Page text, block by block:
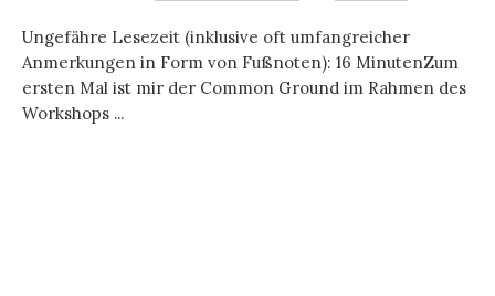
Ungefähre Lesezeit (inklusive oft umfangreicher
Anmerkungen in Form von Fußnoten): 16 MinutenZum
ersten Mal ist mir der Common Ground im Rahmen des
Workshops ...